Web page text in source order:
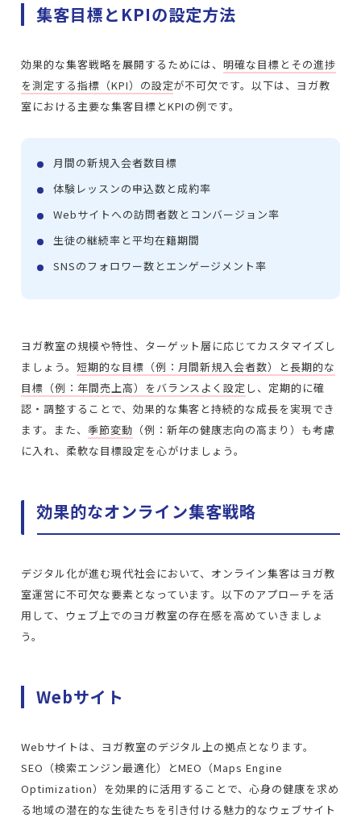
集客目標とKPIの設定方法
効果的な集客戦略を展開するためには、明確な目標とその進捗
を測定する指標（KPI）の設定が不可欠です。以下は、ヨガ教
室における主要な集客目標とKPIの例です。
月間の新規入会者数目標
体験レッスンの申込数と成約率
Webサイトへの訪問者数とコンバージョン率
生徒の継続率と平均在籍期間
SNSのフォロワー数とエンゲージメント率
ヨガ教室の規模や特性、ターゲット層に応じてカスタマイズし
ましょう。 短期的な目標（例：月間新規入会者数）と長期的な
目標（例：年間売上高）をバランスよく設定 し、定期的に確
認・調整することで、効果的な集客と持続的な成長を実現でき
ます。また、 季節変動 （例：新年の健康志向の高まり）も考慮
に入れ、柔軟な目標設定を心がけましょう。
効果的なオンライン集客戦略
デジタル化が進む現代社会において、オンライン集客はヨガ教
室運営に不可欠な要素となっています。以下のアプローチを活
用して、ウェブ上でのヨガ教室の存在感を高めていきましょ
う。
Webサイト
Webサイトは、ヨガ教室のデジタル上の拠点となります。
SEO（検索エンジン最適化）とMEO（Maps Engine
Optimization）を効果的に活用することで、心身の健康を求め
る地域の潜在的な生徒たちを引き付ける魅力的なウェブサイト